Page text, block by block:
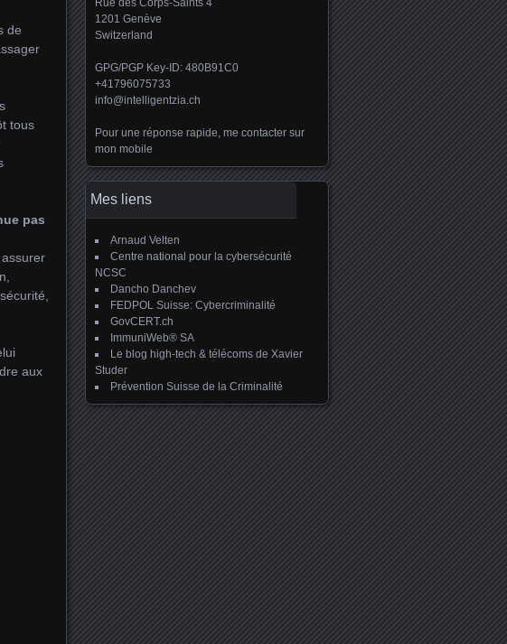
de
tous
pas
aux
Rue des Corps-Saints 4
1201 Genève
Switzerland
GPG/PGP Key-ID: 480B91C0
+41796075733
info@intelligentzia.ch
Pour une réponse rapide, me contacter sur
mon mobile
Mes liens
Arnaud Velten
Centre national pour la cybersécurité
NCSC
Dancho Danchev
FEDPOL Suisse: Cybercriminalité
GovCERT.ch
ImmuniWeb® SA
Le blog high-tech & télécoms de Xavier
Studer
Prévention Suisse de la Criminalité